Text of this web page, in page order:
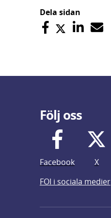
Dela sidan
Följ oss
Facebook X
FOI i sociala medier